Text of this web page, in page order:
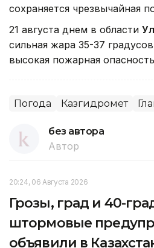
сохраняется чрезвычайная
21 августа днем в области
сильная жара 35-37
высокая пожарная
Погода Казгидромет
без автора
Автор
20:24, 06 Августа 2026
Грозы, град и 40-
штормовые
объявили в